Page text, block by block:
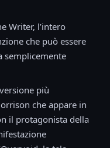
Writer, l’intero
che può essere
semplicemente
più
che appare in
il protagonista della